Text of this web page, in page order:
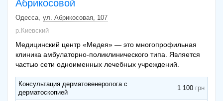
Абрикосовой
Одесса ул. Абрикосовая, 107
р.Киевский
Медицинский центр «Медея» — это многопрофильная
клиника амбулаторно-поликлинического типа. Является
частью сети одноименных лечебных учреждений.
Консультация дерматовенеролога с
дерматоскопией
1 100